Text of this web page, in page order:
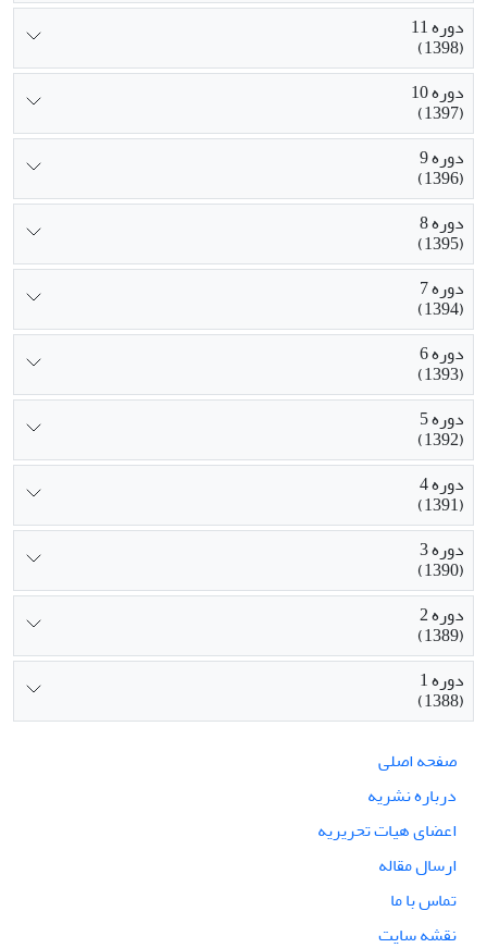
دوره 11
(1398)
دوره 10
(1397)
دوره 9
(1396)
دوره 8
(1395)
دوره 7
(1394)
دوره 6
(1393)
دوره 5
(1392)
دوره 4
(1391)
دوره 3
(1390)
دوره 2
(1389)
دوره 1
(1388)
صفحه اصلی
درباره نشریه
اعضای هیات تحریریه
ارسال مقاله
تماس با ما
نقشه سایت